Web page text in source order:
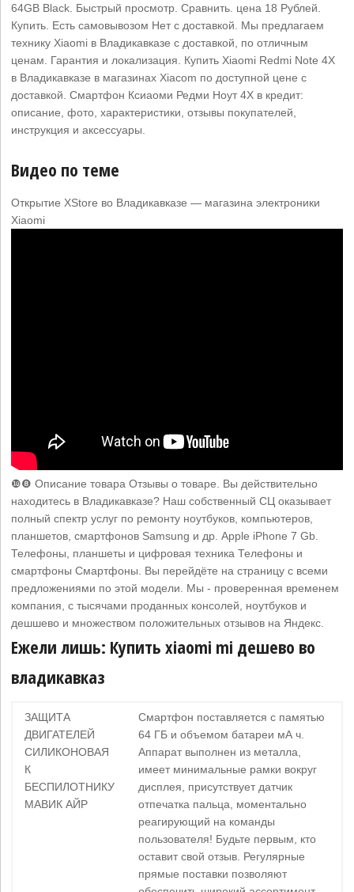
64GB Black. Быстрый просмотр. Сравнить. цена 18 Рублей.
Купить. Есть самовывозом Нет с доставкой. Мы предлагаем
технику Xiaomi в Владикавказе с доставкой, по отличным
ценам. Гарантия и локализация. Купить Xiaomi Redmi Note 4X
в Владикавказе в магазинах Xiacom по доступной цене с
доставкой. Смартфон Ксиаоми Редми Ноут 4Х в кредит:
описание, фото, характеристики, отзывы покупателей,
инструкция и аксессуары.
Видео по теме
Открытие XStore во Владикавказе — магазина электроники
Xiaomi
❿❽ Описание товара Отзывы о товаре. Вы действительно
находитесь в Владикавказе? Наш собственный СЦ оказывает
полный спектр услуг по ремонту ноутбуков, компьютеров,
планшетов, смартфонов Samsung и др. Apple iPhone 7 Gb.
Телефоны, планшеты и цифровая техника Телефоны и
смартфоны Смартфоны. Вы перейдёте на страницу с всеми
предложениями по этой модели. Мы - проверенная временем
компания, с тысячами проданных консолей, ноутбуков и
дешшево и множеством положительных отзывов на Яндекс.
Ежели лишь: Купить xiaomi mi дешево во
владикавказ
ЗАЩИТА
ДВИГАТЕЛЕЙ
СИЛИКОНОВАЯ
К
БЕСПИЛОТНИКУ
МАВИК АЙР
Смартфон поставляется с памятью
64 ГБ и объемом батареи мА ч.
Аппарат выполнен из металла,
имеет минимальные рамки вокруг
дисплея, присутствует датчик
отпечатка пальца, моментально
реагирующий на команды
пользователя! Будьте первым, кто
оставит свой отзыв. Регулярные
прямые поставки позволяют